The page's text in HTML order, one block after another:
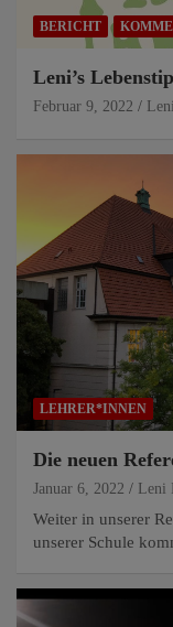
BERICHT
Leni’s
Februar 9, 2022
LEHRER*INNEN
Die neuen
Januar 6, 2022 Leni
Weiter in unserer
unserer Schule